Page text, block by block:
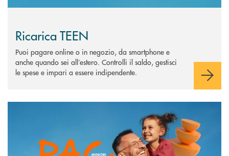
Ricarica TEEN
Puoi pagare online o in negozio, da smartphone e
anche quando sei all’estero. Controlli il saldo, gestisci
le spese e impari a essere indipendente.